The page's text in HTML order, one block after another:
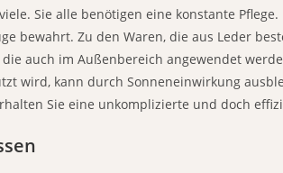
Sie alle benötigen eine konstante
bewahrt. Zu den Waren, die aus Leder
auch im Außenbereich angewendet
wird, kann durch Sonneneinwirkung
Sie eine unkomplizierte und doch